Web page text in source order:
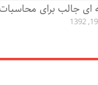
ای جالب برای محاسبات